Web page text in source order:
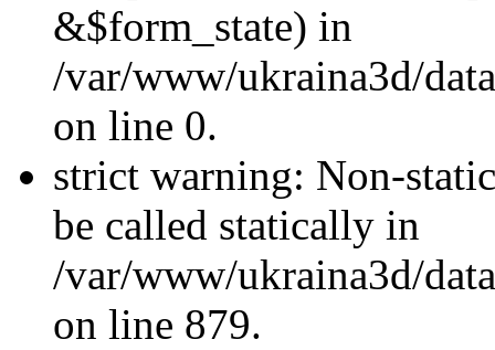
&$form_state) in
/var/www/ukraina3d/
on line 0.
strict warning: Non-
be called statically in
/var/www/ukraina3d/
on line 879.